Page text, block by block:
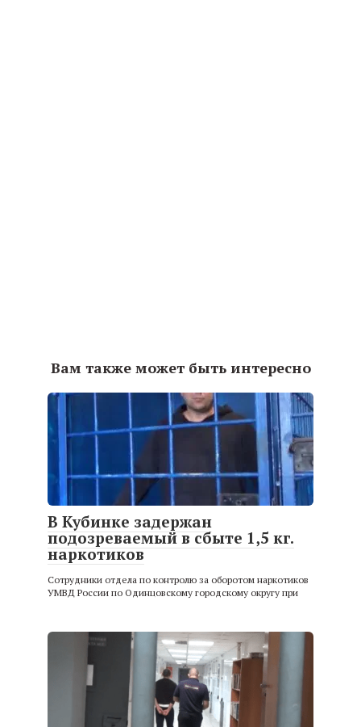
Вам также может быть интересно
В Кубинке задержан
подозреваемый в сбыте 1,5 кг.
наркотиков
Сотрудники отдела по контролю за оборотом наркотиков
УМВД России по Одинцовскому городскому округу при